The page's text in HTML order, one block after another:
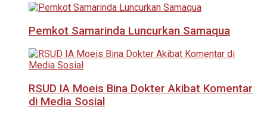
Pemkot Samarinda Luncurkan Samaqua
RSUD IA Moeis Bina Dokter Akibat Komentar
di Media Sosial